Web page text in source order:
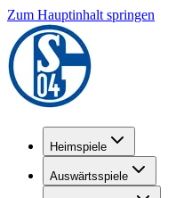
Zum Hauptinhalt springen
Heimspiele
Auswärtsspiele